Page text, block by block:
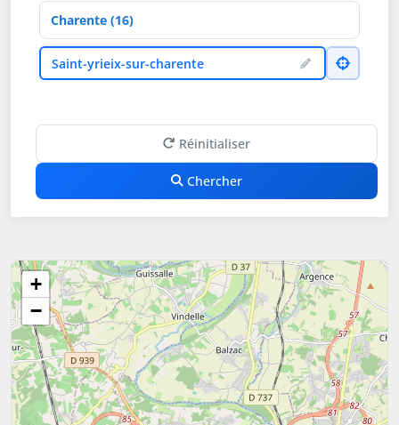
Département
VilleSaint-yrieix-sur-charente
Réinitialiser
Chercher
+
−